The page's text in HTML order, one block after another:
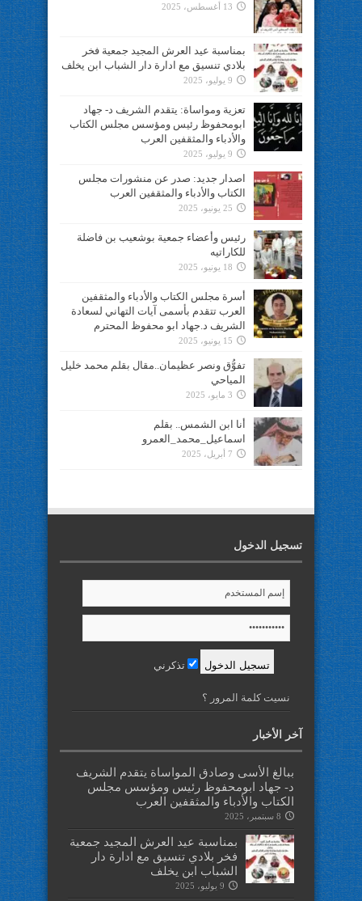
13 أغسطس، 2025
بمناسبة عيد العرش المجيد جمعية فخر
بلادي تنسيق مع ادارة دار الشباب ابن يخلف
9 يوليو، 2025
تعزية ومواساة: يتقدم الشريف د- جهاد
ابومحفوظ رئيس ومؤسس مجلس الكتاب
والأدباء والمثقفين العرب
9 يوليو، 2025
اصدار جديد: صدر عن منشورات مجلس
الكتاب والأدباء والمثقفين العرب
25 يونيو، 2025
رئيس وأعضاء جمعية بوشعيب بن فاضلة
للكاراتيه
18 يونيو، 2025
أسرة مجلس الكتاب والأدباء والمثقفين
العرب تتقدم بأسمى آيات التهاني لسعادة
الشريف د.جهاد ابو محفوظ المحترم
15 يونيو، 2025
تفوُّق ونصر عظيمان..مقال بقلم محمد خليل
المياحي
3 مايو، 2025
أنا ابن الشمس.. بقلم
اسماعيل_محمد_العمرو
7 أبريل، 2025
تسجيل الدخول
تذكرني
نسيت كلمة المرور ؟
آخر الأخبار
ببالغ الأسى وصادق المواساة يتقدم الشريف
د- جهاد ابومحفوظ رئيس ومؤسس مجلس
الكتاب والأدباء والمثقفين العرب
8 سبتمبر، 2025
بمناسبة عيد العرش المجيد جمعية
فخر بلادي تنسيق مع ادارة دار
الشباب ابن يخلف
9 يوليو، 2025